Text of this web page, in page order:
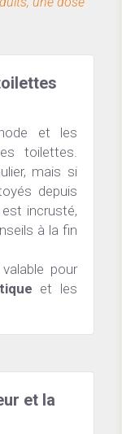
et les
toilettes.
mais si
depuis
incrusté,
à la fin
pour
et la